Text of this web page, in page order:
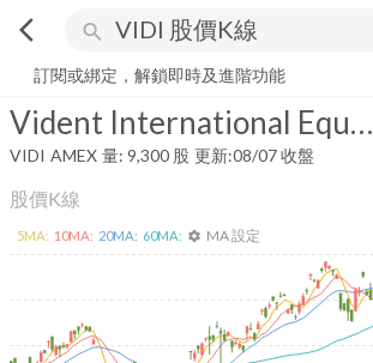
arrow_back_ios search
Vident International Equity Fund
訂閱或綁定，解鎖即時及進階功能
Vident International Equity Fund
VIDI AMEX 量: 9,300 股 更新:08/07 收盤
股價K線
5MA: 10MA: 20MA: 60MA: settings MA 設定